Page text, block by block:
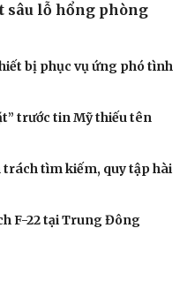
sâu lỗ hổng phòng
bị phục vụ ứng phó tình
trước tin Mỹ thiếu tên
tìm kiếm, quy tập hài
F-22 tại Trung Đông